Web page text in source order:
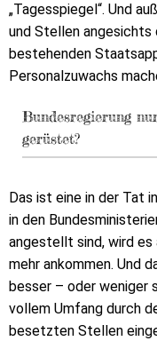
„Tagesspiegel“. Und
und Stellen angesichts
bestehenden
Personalzuwachs
Bundesregierung
gerüstet?
Das ist eine in der Tat
in den
angestellt sind, wird
mehr ankommen. Und
besser – oder weniger
vollem Umfang durch
besetzten Stellen